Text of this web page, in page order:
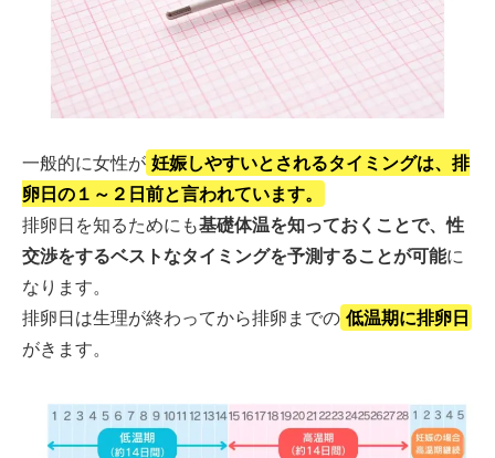
一般的に女性が 妊娠しやすいとされるタイミングは、排
卵日の１～２日前と言われています。
排卵日を知るためにも基礎体温を知っておくことで、性
交渉をするベストなタイミングを予測することが可能に
なります。
排卵日は生理が終わってから排卵までの 低温期に排卵日
がきます。